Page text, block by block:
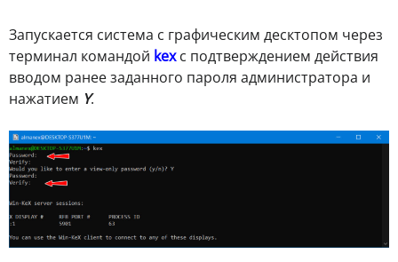
Запускается система с графическим десктопом через
терминал командой kexс подтверждением действия
вводом ранее заданного пароля администратора и
нажатием Y.